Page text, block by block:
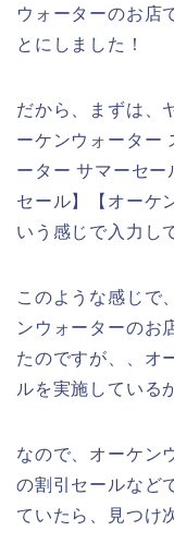
ウォーターのお店
とにしました！
だから、まずは、
ーケンウォーター
ーター サマーセー
セール】【オーケ
いう感じで入力し
このような感じで
ンウォーターのお
たのですが、、オ
ルを実施している
なので、オーケン
の割引セールなど
ていたら、見つけ